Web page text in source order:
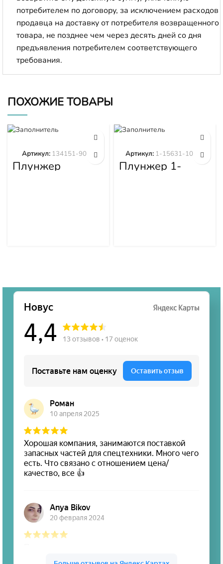
потребителем по договору, за исключением расходов
продавца на доставку от потребителя возвращенного
товара, не позднее чем через десять дней со дня
предъявления потребителем соответствующего
требования.
ПОХОЖИЕ ТОВАРЫ
Плунжер
134151-9020
Артикул: 134151-9020
Плунжер 1-
15631-101-0
Артикул: 1-15631-101-0